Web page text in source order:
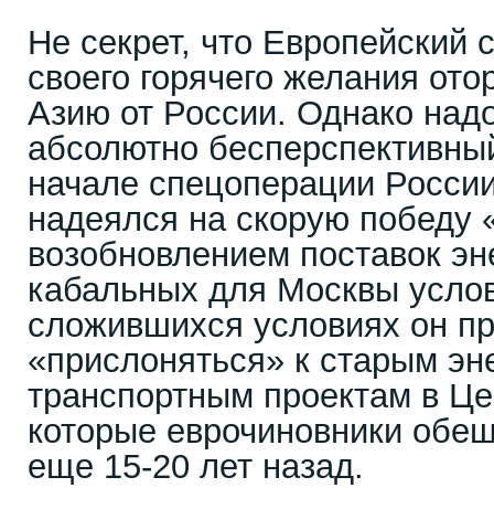
Не секрет, что Европейский
своего горячего желания
Азию от России. Однако
абсолютно
начале спецоперации
надеялся на скорую победу
возобновлением поставок
кабальных для Москвы
сложившихся условиях он
«прислоняться» к старым
транспортным проектам в
которые еврочиновники
еще 15-20 лет назад.